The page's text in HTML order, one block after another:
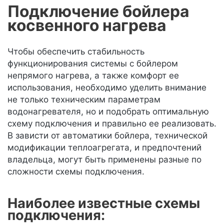
Подключение бойлера
косвенного нагрева
Чтобы обеспечить стабильность
функционирования системы с бойлером
непрямого нагрева, а также комфорт ее
использования, необходимо уделить внимание
не только техническим параметрам
водонагревателя, но и подобрать оптимальную
схему подключения и правильно ее реализовать.
В зависти от автоматики бойлера, технической
модификации теплоагрегата, и предпочтений
владельца, могут быть применены разные по
сложности схемы подключения.
Наиболее известные схемы
подключения: